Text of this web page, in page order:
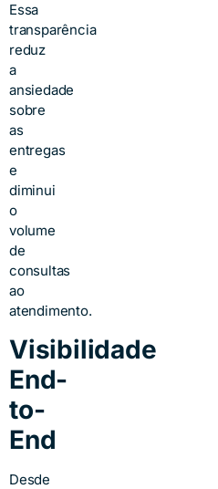
Essa
transparência
reduz
a
ansiedade
sobre
as
entregas
e
diminui
o
volume
de
consultas
ao
atendimento.
Visibilidade
End-
to-
End
Desde